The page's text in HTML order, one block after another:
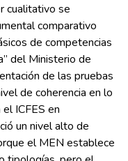
cualitativo se
comparativo
de competencias
del Ministerio de
de las pruebas
de coherencia en lo
ICFES en
un nivel alto de
el MEN establece